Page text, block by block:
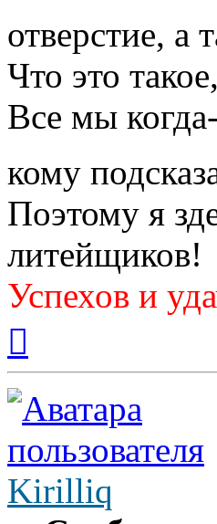
отверстие, а
Что это
Все мы
кому
Поэтому я
литейщиков!
Успехов и
началу
Kirilliq